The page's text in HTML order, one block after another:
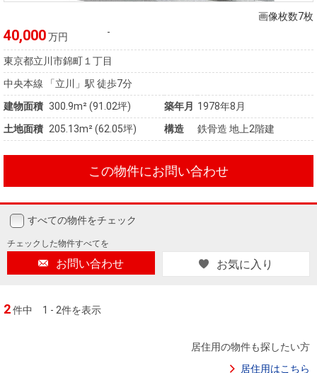
画像枚数7枚
40,000万円 -
東京都立川市錦町１丁目
中央本線 「立川」駅 徒歩7分
建物面積 300.9m² (91.02坪) 築年月
1978年8月
土地面積 205.13m² (62.05坪) 構造 鉄骨造 地上2階建
この物件にお問い合わせ
すべての物件をチェック
チェックした物件すべてを
お問い合わせ お気に入り
2件中 1 - 2件を表示
居住用の物件も探したい方
居住用はこちら